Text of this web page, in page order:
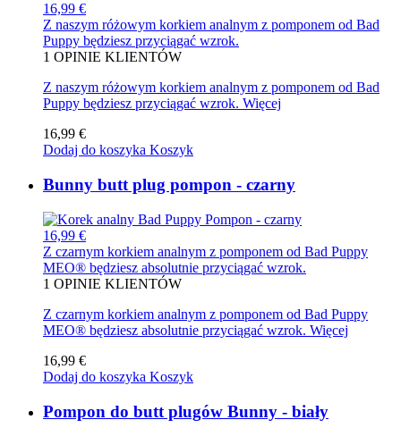
16,99 €
Z naszym różowym korkiem analnym z pomponem od Bad
Puppy będziesz przyciągać wzrok.
1 OPINIE KLIENTÓW
Z naszym różowym korkiem analnym z pomponem od Bad
Puppy będziesz przyciągać wzrok. Więcej
16,99 €
Dodaj do koszyka Koszyk
Bunny butt plug pompon - czarny
16,99 €
Z czarnym korkiem analnym z pomponem od Bad Puppy
MEO® będziesz absolutnie przyciągać wzrok.
1 OPINIE KLIENTÓW
Z czarnym korkiem analnym z pomponem od Bad Puppy
MEO® będziesz absolutnie przyciągać wzrok. Więcej
16,99 €
Dodaj do koszyka Koszyk
Pompon do butt plugów Bunny - biały